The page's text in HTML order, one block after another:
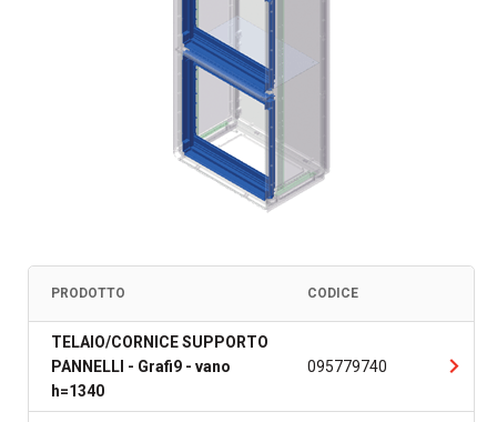
PRODOTTO CODICE
TELAIO/CORNICE SUPPORTO
PANNELLI - Grafi9 - vano
h=1340
095779740